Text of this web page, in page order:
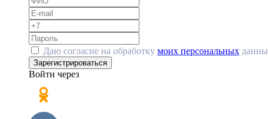
Даю согласие на обработку моих персональных
Зарегистрироваться
Войти через